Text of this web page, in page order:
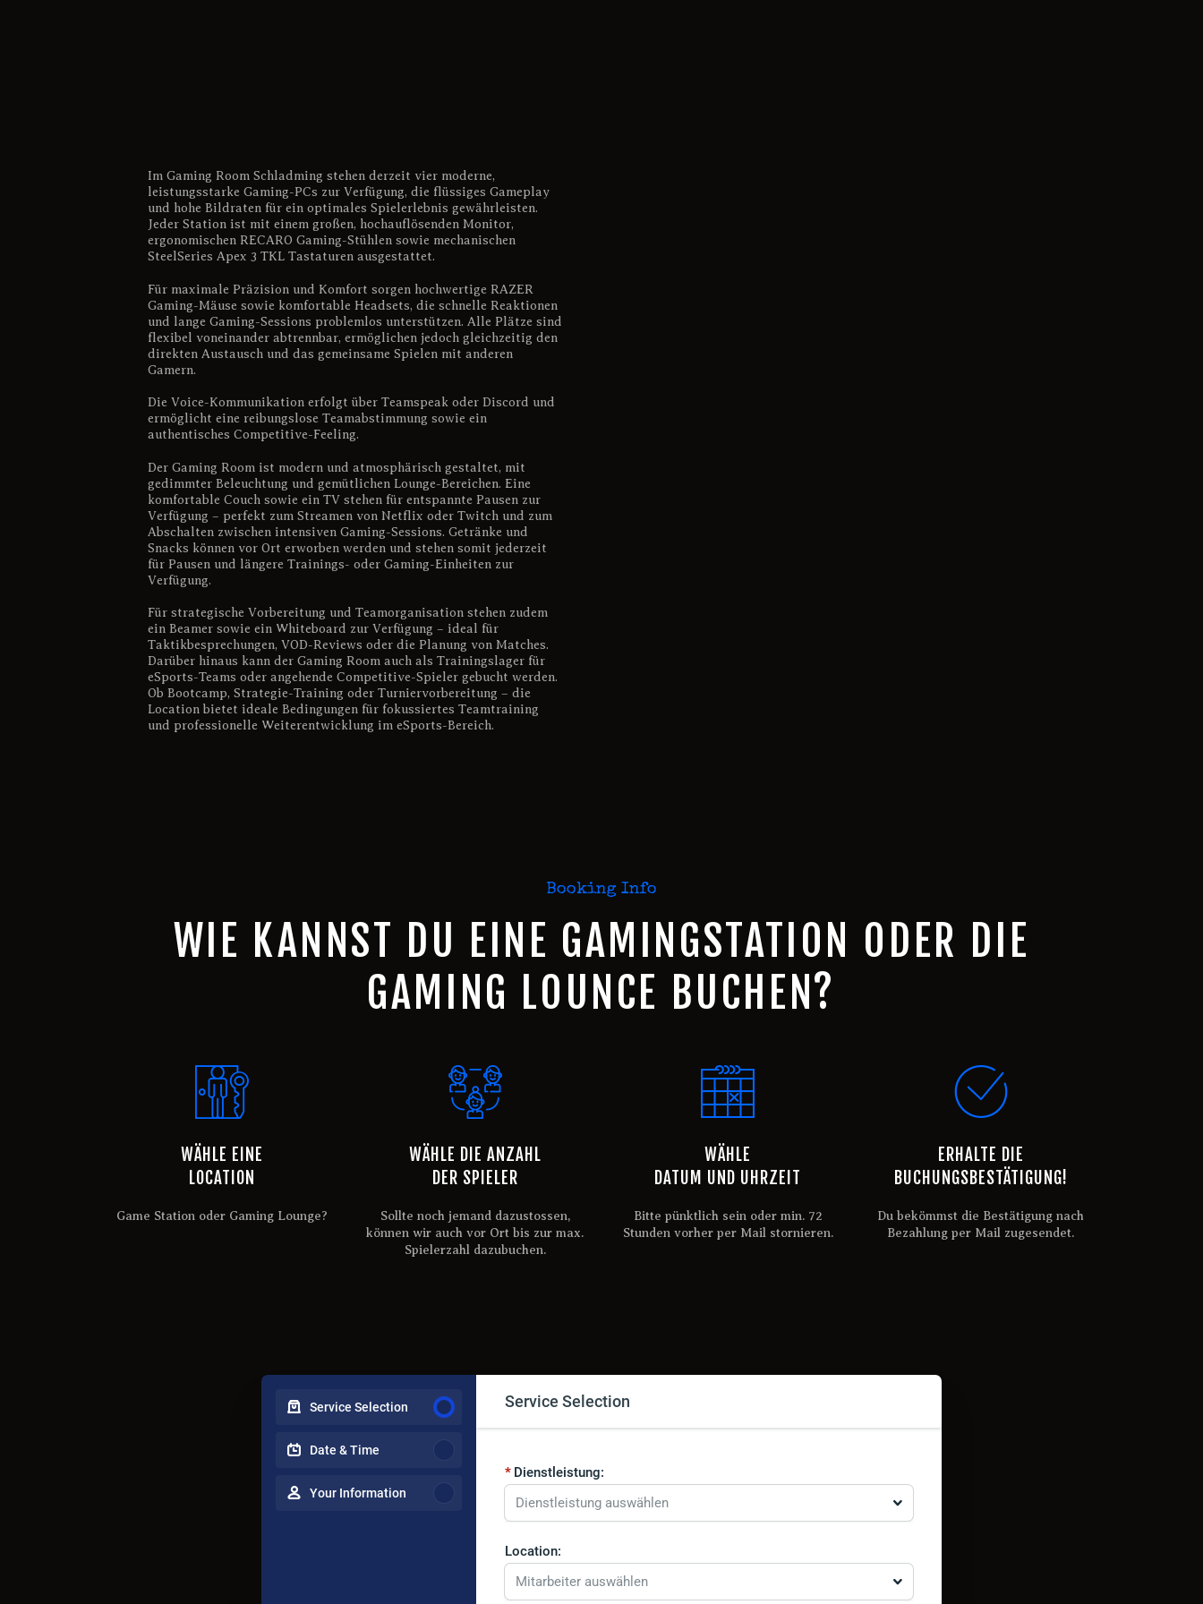
Im Gaming Room Schladming stehen derzeit vier moderne,
leistungsstarke Gaming-PCs zur Verfügung, die flüssiges Gameplay
und hohe Bildraten für ein optimales Spielerlebnis gewährleisten.
Jeder Station ist mit einem großen, hochauflösenden Monitor,
ergonomischen RECARO Gaming-Stühlen sowie mechanischen
SteelSeries Apex 3 TKL Tastaturen ausgestattet.
Für maximale Präzision und Komfort sorgen hochwertige RAZER
Gaming-Mäuse sowie komfortable Headsets, die schnelle Reaktionen
und lange Gaming-Sessions problemlos unterstützen. Alle Plätze sind
flexibel voneinander abtrennbar, ermöglichen jedoch gleichzeitig den
direkten Austausch und das gemeinsame Spielen mit anderen
Gamern.
Die Voice-Kommunikation erfolgt über Teamspeak oder Discord und
ermöglicht eine reibungslose Teamabstimmung sowie ein
authentisches Competitive-Feeling.
Der Gaming Room ist modern und atmosphärisch gestaltet, mit
gedimmter Beleuchtung und gemütlichen Lounge-Bereichen. Eine
komfortable Couch sowie ein TV stehen für entspannte Pausen zur
Verfügung – perfekt zum Streamen von Netflix oder Twitch und zum
Abschalten zwischen intensiven Gaming-Sessions. Getränke und
Snacks können vor Ort erworben werden und stehen somit jederzeit
für Pausen und längere Trainings- oder Gaming-Einheiten zur
Verfügung.
Für strategische Vorbereitung und Teamorganisation stehen zudem
ein Beamer sowie ein Whiteboard zur Verfügung – ideal für
Taktikbesprechungen, VOD-Reviews oder die Planung von Matches.
Darüber hinaus kann der Gaming Room auch als Trainingslager für
eSports-Teams oder angehende Competitive-Spieler gebucht werden.
Ob Bootcamp, Strategie-Training oder Turniervorbereitung – die
Location bietet ideale Bedingungen für fokussiertes Teamtraining
und professionelle Weiterentwicklung im eSports-Bereich.
Booking Info
WIE KANNST DU EINE GAMINGSTATION ODER DIE
GAMING LOUNCE BUCHEN?
WÄHLE EINE
LOCATION
Game Station oder Gaming Lounge?
WÄHLE DIE ANZAHL
DER SPIELER
Sollte noch jemand dazustossen,
können wir auch vor Ort bis zur max.
Spielerzahl dazubuchen.
WÄHLE
DATUM UND UHRZEIT
Bitte pünktlich sein oder min. 72
Stunden vorher per Mail stornieren.
ERHALTE DIE
BUCHUNGSBESTÄTIGUNG!
Du bekömmst die Bestätigung nach
Bezahlung per Mail zugesendet.
Service Selection
Date & Time
Your Information
Service Selection
Dienstleistung:
Dienstleistung auswählen
Location:
Mitarbeiter auswählen